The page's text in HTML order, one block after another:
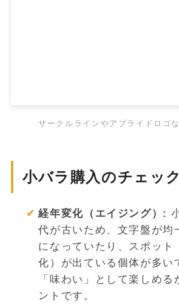
サークルラインやアプライドロゴ
小バラ購入のチェッ
経年変化（エイジング）:
代が古いため、文字盤が均
になっていたり、スポット
化）が出ている個体が多い
「味わい」として楽しめる
ントです。